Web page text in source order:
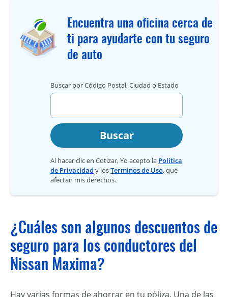
Encuentra una oficina cerca de
ti para ayudarte con tu seguro
de auto
Buscar por Código Postal, Ciudad o Estado
Buscar
Al hacer clic en Cotizar, Yo acepto la Politica
de Privacidad y losTerminos de Uso, que
afectan mis derechos.
¿Cuáles son algunos descuentos de
seguro para los conductores del
Nissan Maxima?
Hay varias formas de ahorrar en tu póliza. Una de las